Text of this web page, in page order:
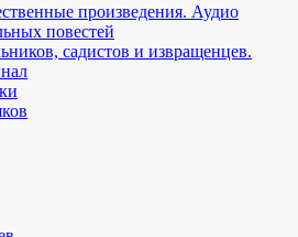
произведения. Аудио
повестей
садистов и извращенцев.